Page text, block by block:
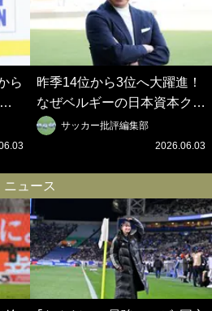
ら
の
望
昨季14位から3位へ大躍進！
なぜベルギーの日本資本クラ
ブは創設102年目に歴史的快
挙を成し遂げられたのか？
之CEOの世界戦略】(1)
サッカー批評編集部
2026.06.03
ニュース